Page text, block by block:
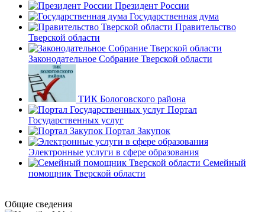
Президент России
Государственная дума
Правительство
Тверской области
Законодательное Собрание Тверской области
ТИК Бологовского района
Портал
Государственных услуг
Портал Закупок
Электронные услуги в сфере образования
Семейный
помощник Тверской области
Общие сведения